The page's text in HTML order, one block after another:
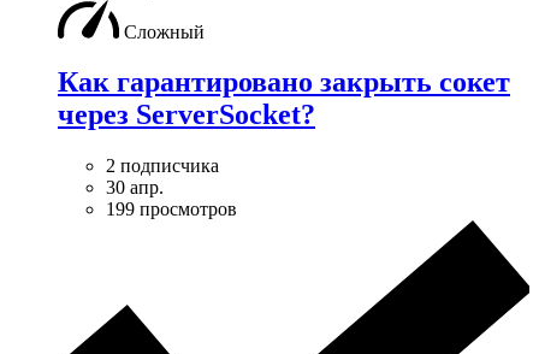
Сложный
Как гарантировано закрыть сокет
через ServerSocket?
2 подписчика
30 апр.
199 просмотров